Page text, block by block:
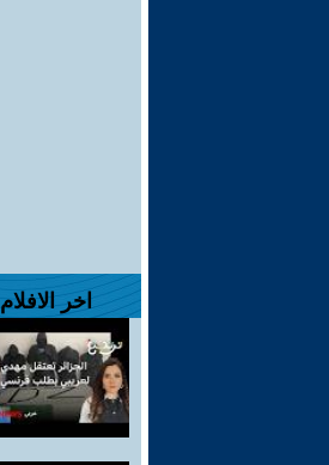
اخر الافلام